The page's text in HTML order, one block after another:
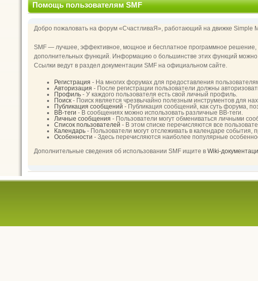
Помощь пользователям SMF
Добро пожаловать на форум «СчастливаЯ», работающий на движке Simple
SMF — лучшее, эффективное, мощное и бесплатное программное решение,
дополнительных функций. Информацию о большинстве этих функций можно
Ссылки ведут в раздел документации SMF на официальном сайте.
Регистрация - На многих форумах для предоставления
Авторизация - После регистрации пользователи должны
Профиль - У каждого пользователя есть свой личный профиль.
Поиск - Поиск является чрезвычайно полезным инструментов для
Публикация сообщений - Публикация сообщений, как суть форума,
BB-теги - В сообщениях можно использовать различные BB-теги.
Личные сообщения - Пользователи могут обмениваться личными
Список пользователей - В этом списке перечисляются все
Календарь - Пользователи могут отслеживать в календаре события,
Особенности - Здесь перечисляются наиболее популярные
Дополнительные сведения об использовании SMF ищите вWiki-